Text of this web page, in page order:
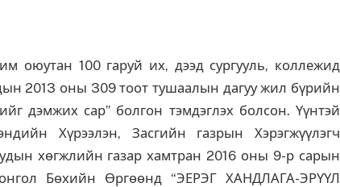
оюутан 100 гаруй их, дээд сургууль, коллежид
2013 оны 309 тоот тушаалын дагуу жил бүрийн
дэмжих сар” болгон тэмдэглэх болсон. Үүнтэй
Хүрээлэн, Засгийн газрын Хэрэгжүүлэгч
хөгжлийн газар хамтран 2016 оны 9-р сарын
Бөхийн Өргөөнд “ЭЕРЭГ ХАНДЛАГА-ЭРҮҮЛ